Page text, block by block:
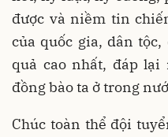
được và niềm tin
của quốc gia, dân
quả cao nhất, đáp
đồng bào ta ở trong
Chúc toàn thể đội